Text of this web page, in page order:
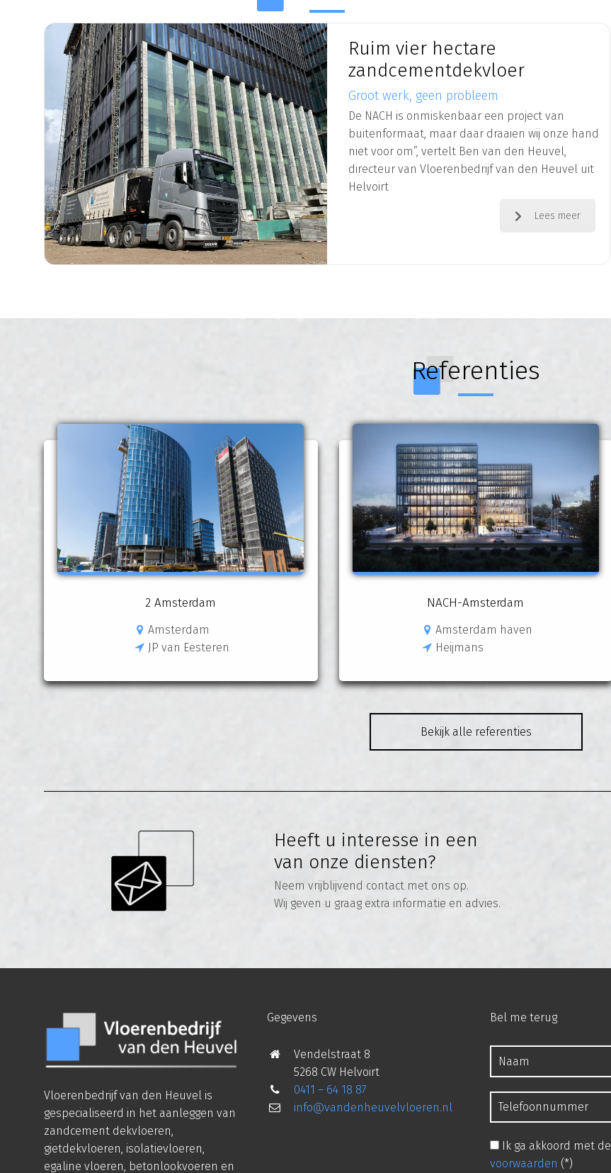
Ruim vier hectare
zandcementdekvloer
Groot werk, geen probleem
De NACH is onmiskenbaar een project van
buitenformaat, maar daar draaien wij onze hand
niet voor om”, vertelt Ben van den Heuvel,
directeur van Vloerenbedrijf van den Heuvel uit
Helvoirt
Lees meer
Referenties
2 Amsterdam
Amsterdam
JP van Eesteren
NACH-Amsterdam
Amsterdam haven
Heijmans
Bekijk alle referenties
Heeft u interesse in een
van onze diensten?
Neem vrijblijvend contact met ons op.
Wij geven u graag extra informatie en advies.
Vloerenbedrijf van den Heuvel is
gespecialiseerd in het aanleggen van
zandcement dekvloeren,
gietdekvloeren, isolatievloeren,
egaline vloeren, betonlookvoeren en
Gegevens
Vendelstraat 8
5268 CW Helvoirt
0411 – 64 18 87
info@vandenheuvelvloeren.nl
Bel me terug
Ik ga akkoord met de
voorwaarden (*)